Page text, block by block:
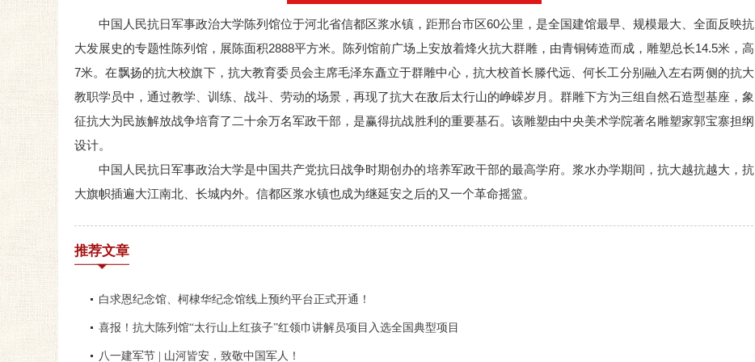
中国人民抗日军事政治大学陈列馆位于河北省信都区浆水镇，距邢台市区60公里，是全国建馆最早、规模最大、全面反映抗
大发展史的专题性陈列馆，展陈面积2888平方米。陈列馆前广场上安放着烽火抗大群雕，由青铜铸造而成，雕塑总长14.5米，高
7米。在飘扬的抗大校旗下，抗大教育委员会主席毛泽东矗立于群雕中心，抗大校首长滕代远、何长工分别融入左右两侧的抗大
教职学员中，通过教学、训练、战斗、劳动的场景，再现了抗大在敌后太行山的峥嵘岁月。群雕下方为三组自然石造型基座，象
征抗大为民族解放战争培育了二十余万名军政干部，是赢得抗战胜利的重要基石。该雕塑由中央美术学院著名雕塑家郭宝寨担纲
设计。
中国人民抗日军事政治大学是中国共产党抗日战争时期创办的培养军政干部的最高学府。浆水办学期间，抗大越抗越大，抗
大旗帜插遍大江南北、长城内外。信都区浆水镇也成为继延安之后的又一个革命摇篮。
推荐文章
白求恩纪念馆、柯棣华纪念馆线上预约平台正式开通！
喜报！抗大陈列馆“太行山上红孩子”红领巾讲解员项目入选全国典型项目
八一建军节 | 山河皆安，致敬中国军人！